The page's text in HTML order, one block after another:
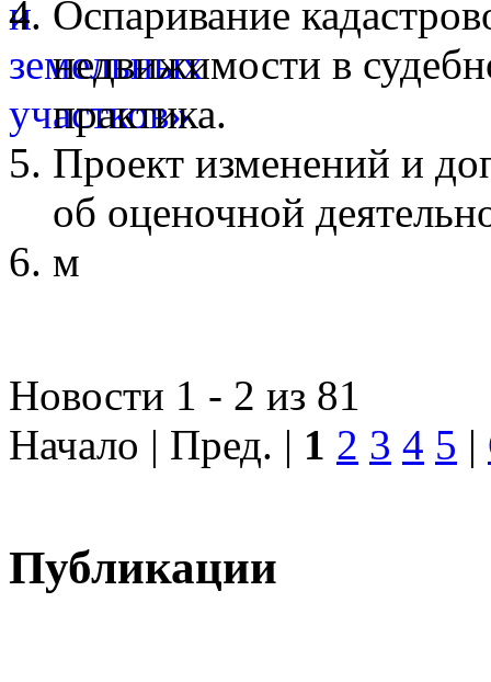
Оспаривание
недвижимости в
практика.
Проект изменений и
об оценочной
м
Новости 1 - 2 из 81
Начало | Пред. | 1 2 3 4 5 |
Публикации